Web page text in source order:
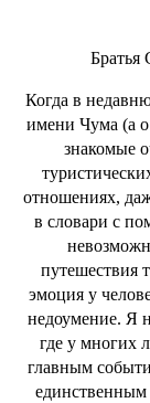
Братья
Когда в
имени Чума (а
знакомые
отношениях,
в словари с
путешествия
эмоция у
недоумение. Я
где у многих
главным
единственным